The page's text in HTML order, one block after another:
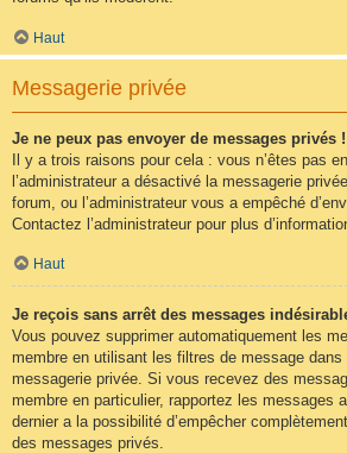
Haut
Messagerie privée
Je ne peux pas envoyer de messages privés !
Il y a trois raisons pour cela : vous n’êtes pas
l’administrateur a désactivé la messagerie
forum, ou l’administrateur vous a empêché
Contactez l’administrateur pour plus
Haut
Je reçois sans arrêt des messages
Vous pouvez supprimer automatiquement les
membre en utilisant les filtres de message
messagerie privée. Si vous recevez des
membre en particulier, rapportez les messages
dernier a la possibilité d’empêcher
des messages privés.